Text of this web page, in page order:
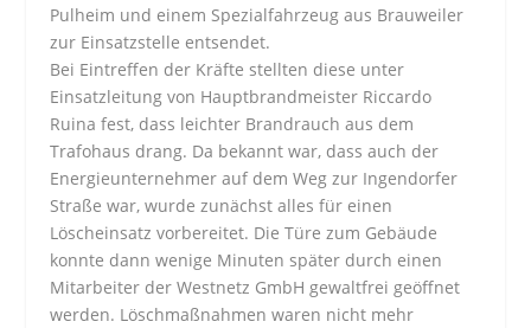
Pulheim und einem Spezialfahrzeug aus Brauweiler
zur Einsatzstelle entsendet.
Bei Eintreffen der Kräfte stellten diese unter
Einsatzleitung von Hauptbrandmeister Riccardo
Ruina fest, dass leichter Brandrauch aus dem
Trafohaus drang. Da bekannt war, dass auch der
Energieunternehmer auf dem Weg zur Ingendorfer
Straße war, wurde zunächst alles für einen
Löscheinsatz vorbereitet. Die Türe zum Gebäude
konnte dann wenige Minuten später durch einen
Mitarbeiter der Westnetz GmbH gewaltfrei geöffnet
werden. Löschmaßnahmen waren nicht mehr